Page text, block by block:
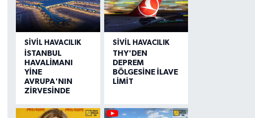
SIVIL HAVACILIK
İSTANBUL
HAVALİMANI
YİNE
AVRUPA'NIN
ZİRVESİNDE
SIVIL HAVACILIK
THY'DEN
DEPREM
BÖLGESİNE İLAVE
LİMİT